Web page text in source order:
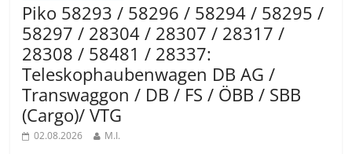
Piko 58293 / 58296 / 58294 / 58295 /
58297 / 28304 / 28307 / 28317 /
28308 / 58481 / 28337:
Teleskophaubenwagen DB AG /
Transwaggon / DB / FS / ÖBB / SBB
(Cargo)/ VTG
02.08.2026 M.I.